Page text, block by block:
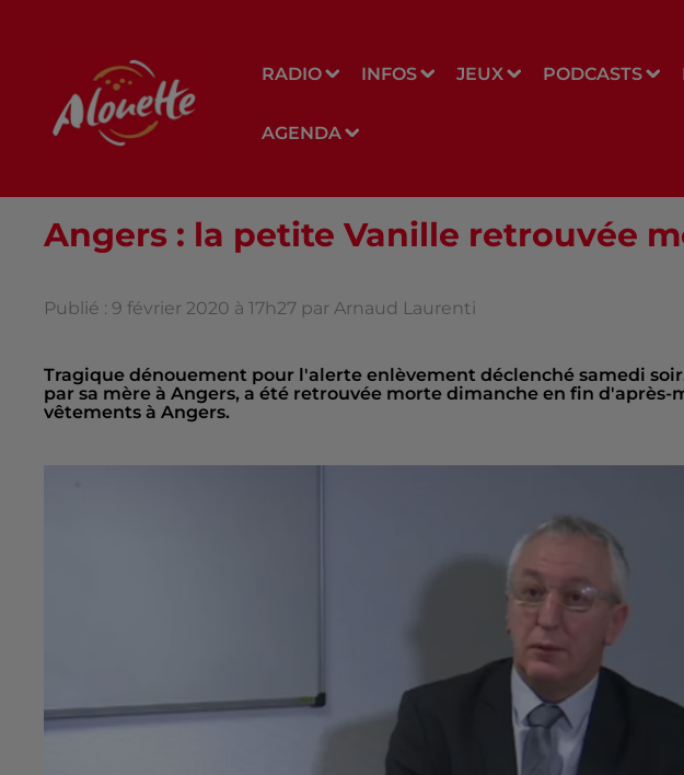
RADIO INFOS JEUX PODCASTS
AGENDA
Angers : la petite Vanille retrouvée
Publié : 9 février 2020 à 17h27 par Arnaud Laurenti
Tragique dénouement pour l'alerte enlèvement déclenché samedi
par sa mère à Angers, a été retrouvée morte dimanche en fin
vêtements à Angers.